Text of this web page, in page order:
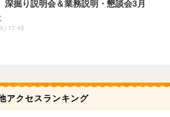
深掘り説明会＆業務説明・懇談会3月
) 17:45
アクセスランキング